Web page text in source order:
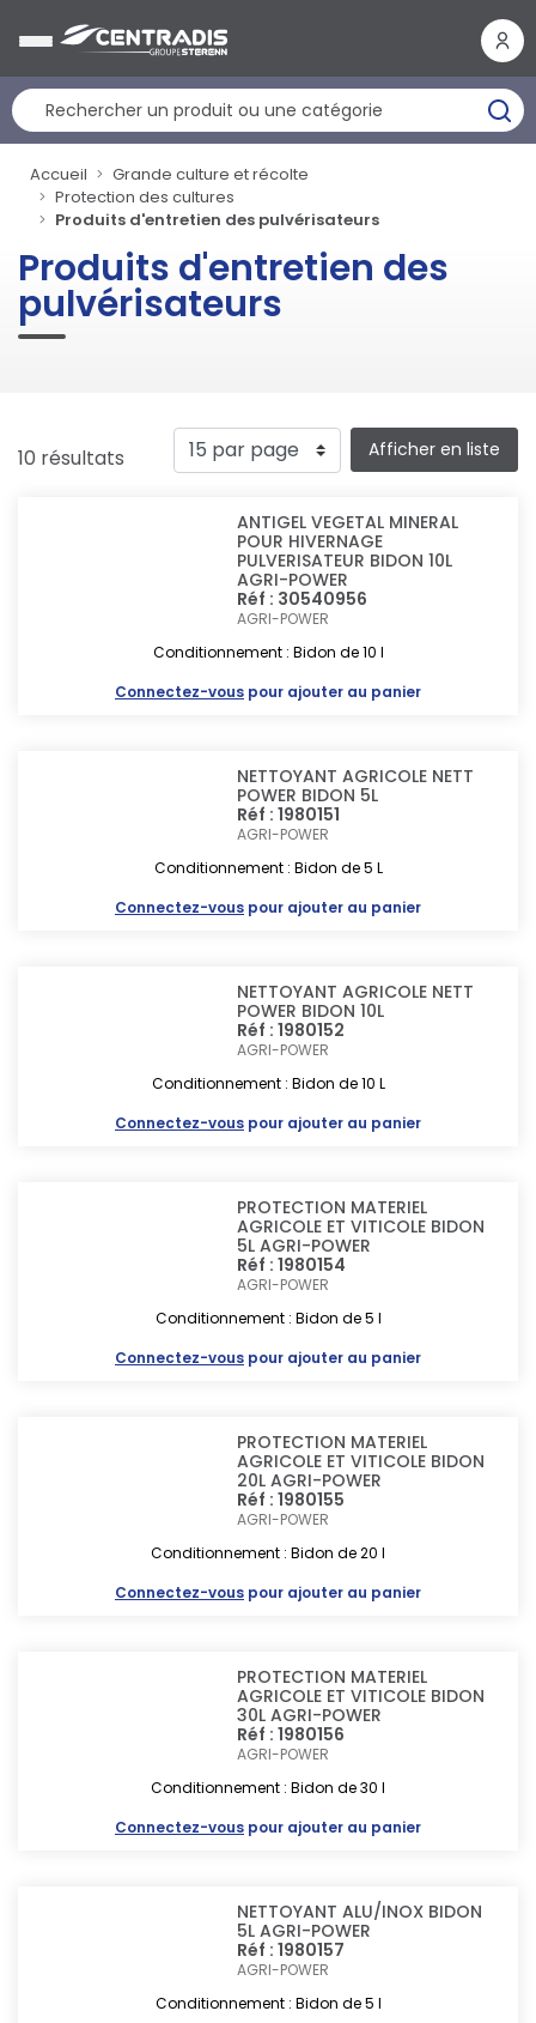
Accueil
Grande culture et récolte
Protection des cultures
Produits d'entretien des pulvérisateurs
Produits d'entretien des
pulvérisateurs
10 résultats Afficher en liste
ANTIGEL VEGETAL MINERAL
POUR HIVERNAGE
PULVERISATEUR BIDON 10L
AGRI-POWER
Réf : 30540956
AGRI-POWER
Conditionnement : Bidon de 10 l
Connectez-vous pour ajouter au panier
NETTOYANT AGRICOLE NETT
POWER BIDON 5L
Réf : 1980151
AGRI-POWER
Conditionnement : Bidon de 5 L
Connectez-vous pour ajouter au panier
NETTOYANT AGRICOLE NETT
POWER BIDON 10L
Réf : 1980152
AGRI-POWER
Conditionnement : Bidon de 10 L
Connectez-vous pour ajouter au panier
PROTECTION MATERIEL
AGRICOLE ET VITICOLE BIDON
5L AGRI-POWER
Réf : 1980154
AGRI-POWER
Conditionnement : Bidon de 5 l
Connectez-vous pour ajouter au panier
PROTECTION MATERIEL
AGRICOLE ET VITICOLE BIDON
20L AGRI-POWER
Réf : 1980155
AGRI-POWER
Conditionnement : Bidon de 20 l
Connectez-vous pour ajouter au panier
PROTECTION MATERIEL
AGRICOLE ET VITICOLE BIDON
30L AGRI-POWER
Réf : 1980156
AGRI-POWER
Conditionnement : Bidon de 30 l
Connectez-vous pour ajouter au panier
NETTOYANT ALU/INOX BIDON
5L AGRI-POWER
Réf : 1980157
AGRI-POWER
Conditionnement : Bidon de 5 l